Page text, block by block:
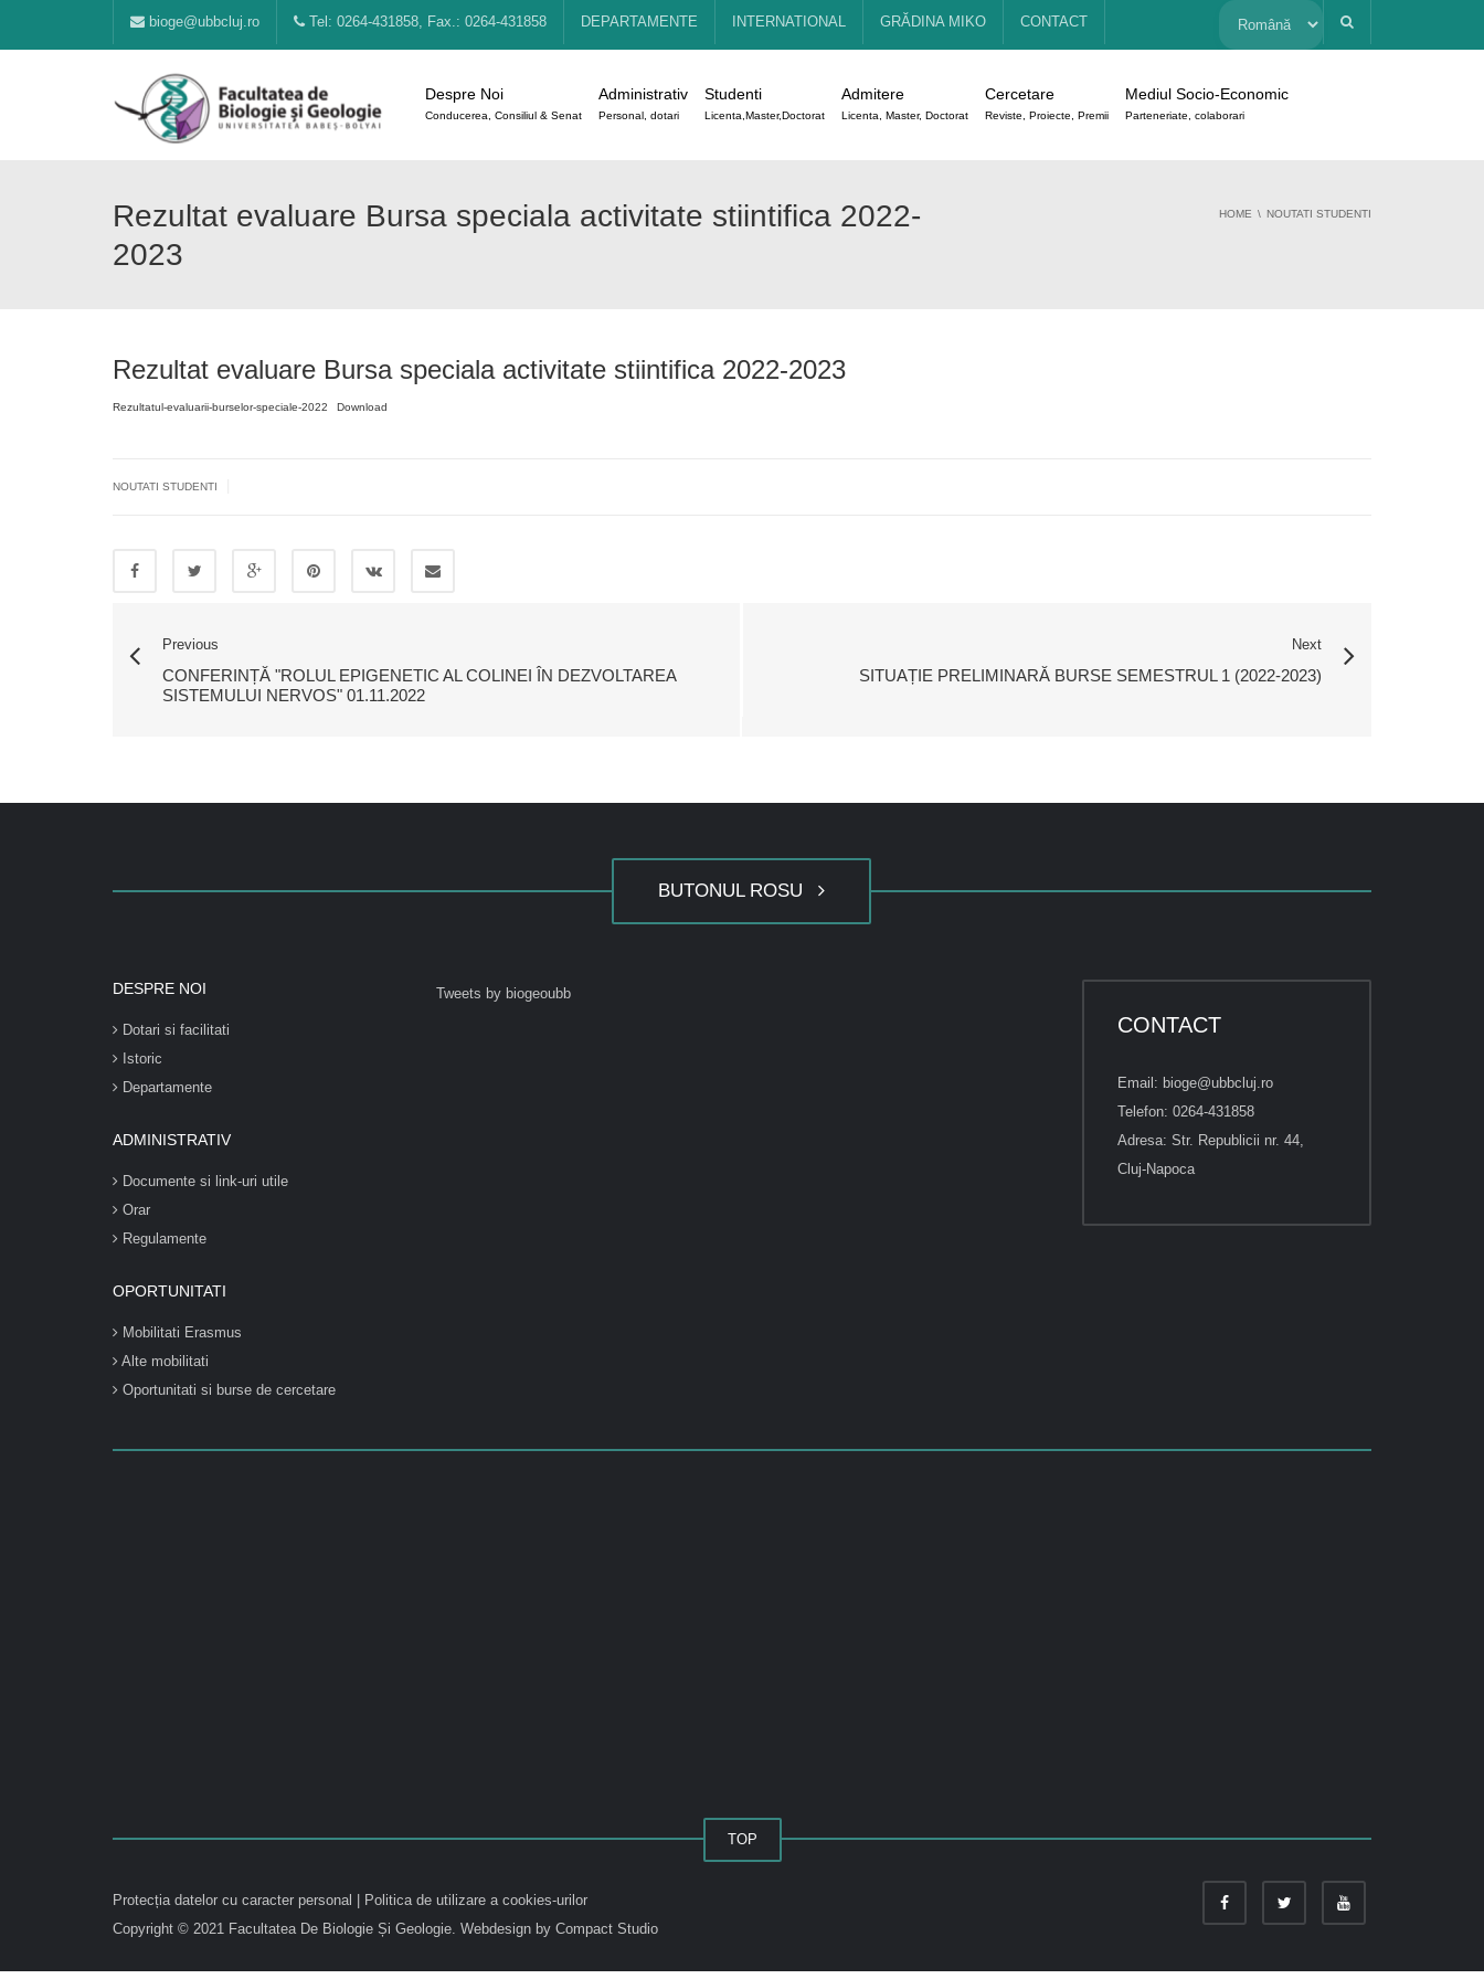
bioge@ubbcluj.ro Tel: 0264-431858, Fax.: 0264-431858 DEPARTAMENTE INTERNATIONAL GRĂDINA MIKO CONTACT Alege
limbă
Despre Noi
Conducerea, Consiliul & Senat
Administrativ
Personal, dotari
Studenti
Licenta,Master,Doctorat
Admitere
Licenta, Master, Doctorat
Cercetare
Reviste, Proiecte, Premii
Mediul Socio-Economic
Parteneriate, colaborari
Rezultat evaluare Bursa speciala activitate stiintifica 2022-
2023
HOME NOUTATI STUDENTI
Rezultat evaluare Bursa speciala activitate stiintifica 2022-2023
Rezultatul-evaluarii-burselor-speciale-2022 Download
NOUTATI STUDENTI
Previous
CONFERINȚĂ "ROLUL EPIGENETIC AL COLINEI ÎN DEZVOLTAREA
SISTEMULUI NERVOS" 01.11.2022
Next
SITUAȚIE PRELIMINARĂ BURSE SEMESTRUL 1 (2022-2023)
BUTONUL ROSU
DESPRE NOI
Dotari si facilitati
Istoric
Departamente
ADMINISTRATIV
Documente si link-uri utile
Orar
Regulamente
OPORTUNITATI
Mobilitati Erasmus
Alte mobilitati
Oportunitati si burse de cercetare
Tweets by biogeoubb
CONTACT
Email: bioge@ubbcluj.ro
Telefon: 0264-431858
Adresa: Str. Republicii nr. 44,
Cluj-Napoca
TOP
Protecția datelor cu caracter personal | Politica de utilizare a cookies-urilor
Copyright © 2021 Facultatea De Biologie Și Geologie. Webdesign by Compact Studio